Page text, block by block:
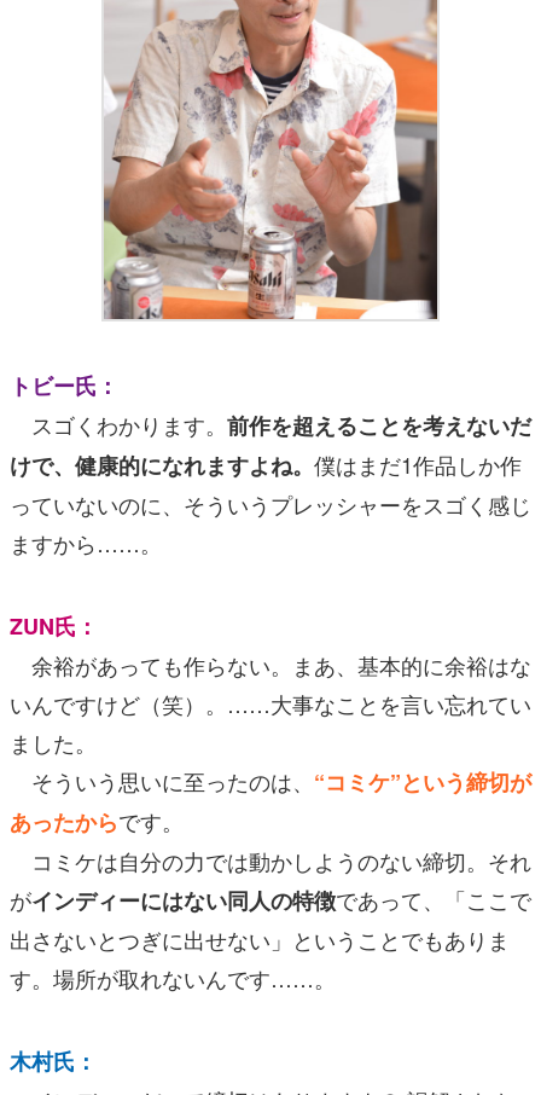
トビー氏：
スゴくわかります。 前作を超えることを考えないだ
けで、健康的になれますよね。 僕はまだ1作品しか作
っていないのに、そういうプレッシャーをスゴく感じ
ますから……。
ZUN氏：
余裕があっても作らない。まあ、基本的に余裕はな
いんですけど（笑）。……大事なことを言い忘れてい
ました。
そういう思いに至ったのは、 “コミケ”という締切が
あったからです。
コミケは自分の力では動かしようのない締切。それ
がインディーにはない同人の特徴であって、「ここで
出さないとつぎに出せない」ということでもありま
す。場所が取れないんです……。
木村氏：